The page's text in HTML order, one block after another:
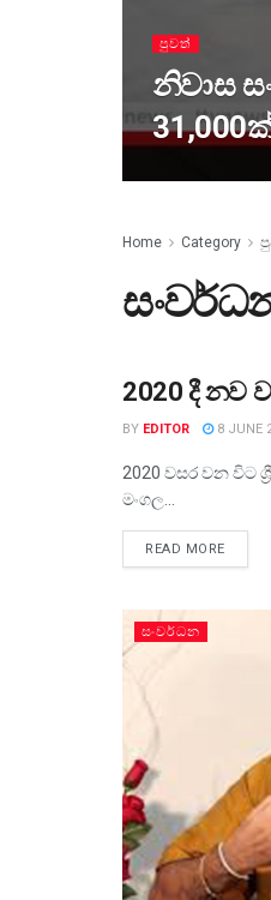
පුවත්
නිවාස
Home Category
සංවර්ධන
2020 දී නව
BY EDITOR 8 JUNE
2020 වසර වන විට
මංගල...
READ MORE
සංවර්ධන